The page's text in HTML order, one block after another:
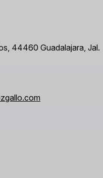
44460 Guadalajara, Jal.